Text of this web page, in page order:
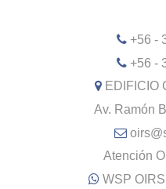
+56 -
+56 -
EDIFICIO
Av. Ramón
Atención
WSP